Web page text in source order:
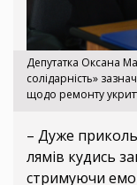
Депутатка Оксана
солідарність»
щодо ремонту
– Дуже
лямів кудись
стримуючи